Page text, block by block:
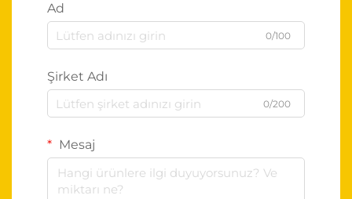
Ad
0/100
Şirket Adı
0/200
Mesaj